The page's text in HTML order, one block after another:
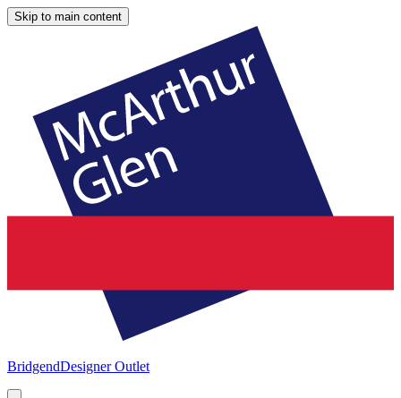
Skip to main content
BridgendDesigner Outlet